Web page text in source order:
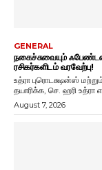
GENERAL
நகைச்சுவையும்
ரசிகர்களிடம் வரவேற்பு!
உத்ரா புரொடக்ஷன்ஸ்
தயாரிக்க, செ. ஹரி உத்ரா
August 7, 2026